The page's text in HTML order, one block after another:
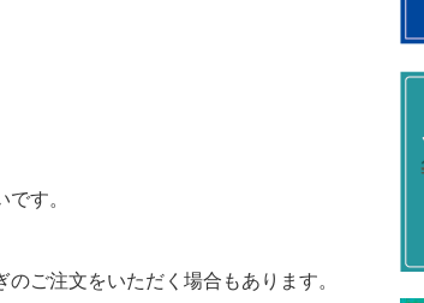
す。
ご注文をいただく場合もあります。